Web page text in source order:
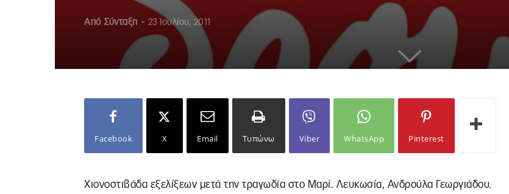
Από Σύνταξη - 23 Ιουλίου, 2011
Facebook X Email Τυπώνω Viber WhatsApp Pinterest
Χιονοστιβάδα εξελίξεων μετά την τραγωδία στο Μαρί. Λευκωσία, Ανδρούλα Γεωργιάδου.